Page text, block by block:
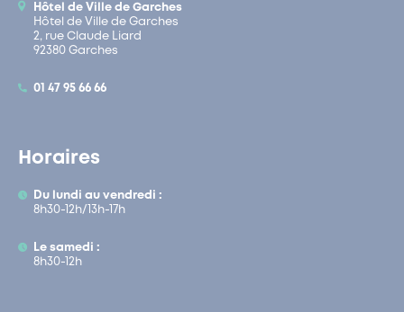
Hôtel de Ville de Garches
Hôtel de Ville de Garches
2, rue Claude Liard
92380 Garches
01 47 95 66 66
Horaires
Du lundi au vendredi :
8h30-12h/13h-17h
Le samedi :
8h30-12h